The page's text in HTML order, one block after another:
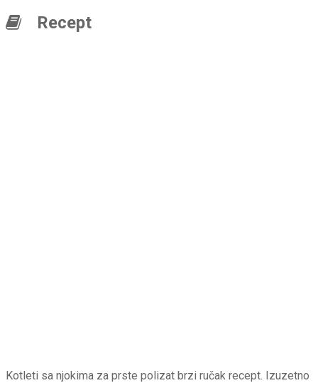
Recept
Kotleti sa njokima za prste polizat brzi ručak recept. Izuzetno